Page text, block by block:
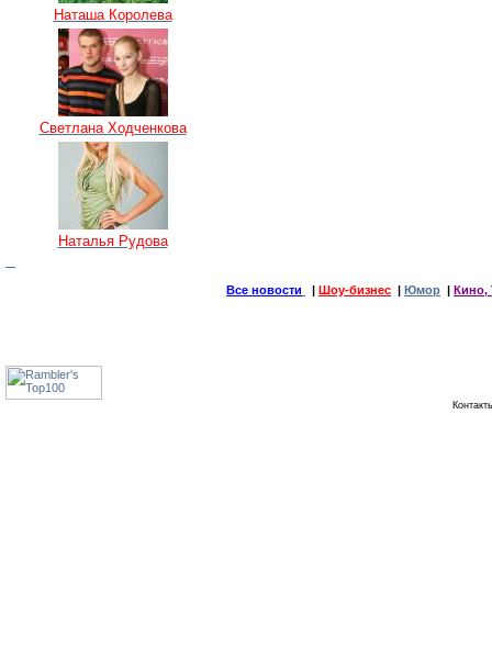
Наташа Королева
Светлана Ходченкова
Наталья Рудова
Все новости Шоу-бизнес Юмор Кино,